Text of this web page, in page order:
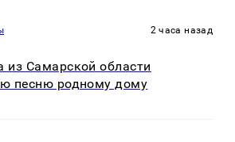
2 часа назад
из Самарской области
песню родному дому